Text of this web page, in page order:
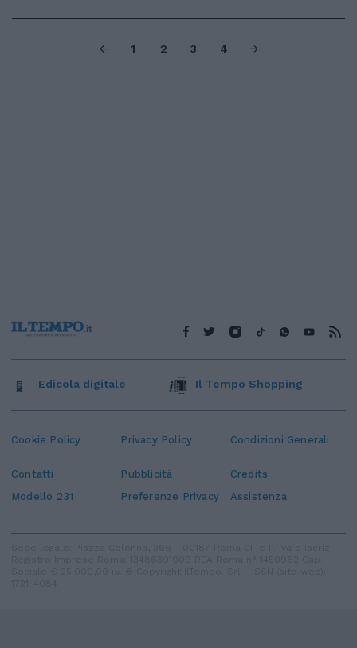
1 2 3 4
Cookie Policy Privacy Policy Condizioni Generali
Contatti Pubblicità
Credits
Modello 231
Preferenze Privacy Assistenza
Edicola digitale Il Tempo Shopping